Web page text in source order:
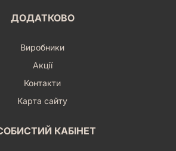
ДОДАТКОВО
Виробники
Акції
Контакти
Карта сайту
КАБІНЕТ